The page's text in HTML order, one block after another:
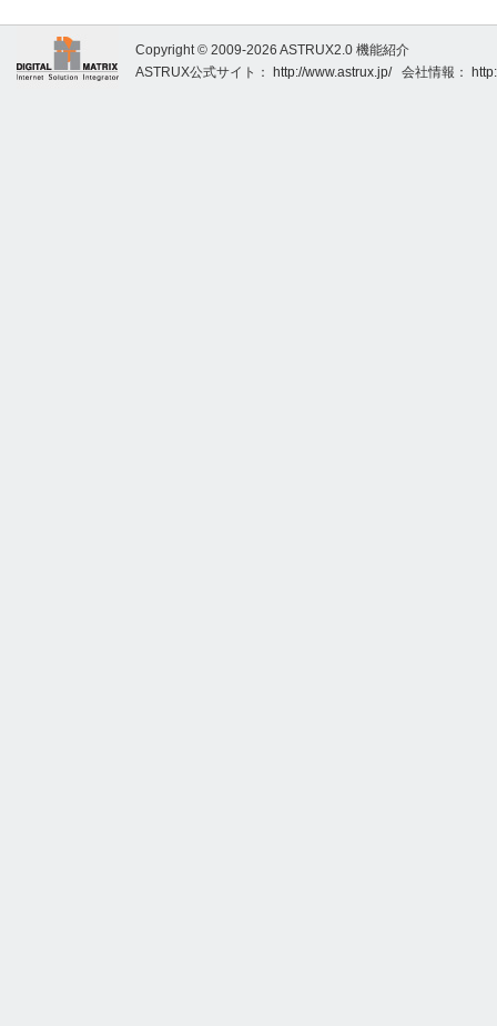
Copyright © 2009-2026 ASTRUX2.0 機能紹介
ASTRUX公式サイト：
http://www.astrux.jp/会社情報：